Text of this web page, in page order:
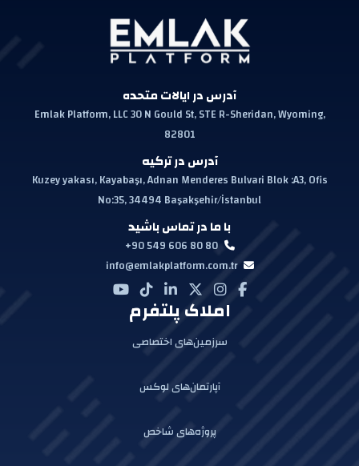
آدرس در ایالات متحده
Emlak Platform, LLC 30 N Gould St, STE R-Sheridan, Wyoming,
82801
آدرس در ترکیه
Kuzey yakası, Kayabaşı, Adnan Menderes Bulvari Blok :A3, Ofis
No:35, 34494 Başakşehir/İstanbul
با ما در تماس باشید
+90 549 606 80 80
info@emlakplatform.com.tr
املاک پلتفرم
سرزمین‌های اختصاصی
آپارتمان‌های لوکس
پروژه‌های شاخص